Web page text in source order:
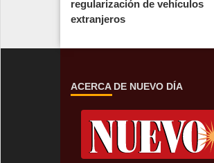
regularización de vehículos
extranjeros
ACERCA DE NUEVO DÍA